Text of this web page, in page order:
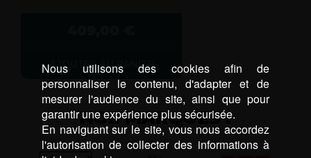
AJOUTER AU PANIER
NOS MARQUES :
Nous utilisons des cookies afin de
personnaliser le contenu, d'adapter et de
mesurer l'audience du site, ainsi que pour
garantir une expérience plus sécurisée.
En naviguant sur le site, vous nous accordez
l'autorisation de collecter des informations à